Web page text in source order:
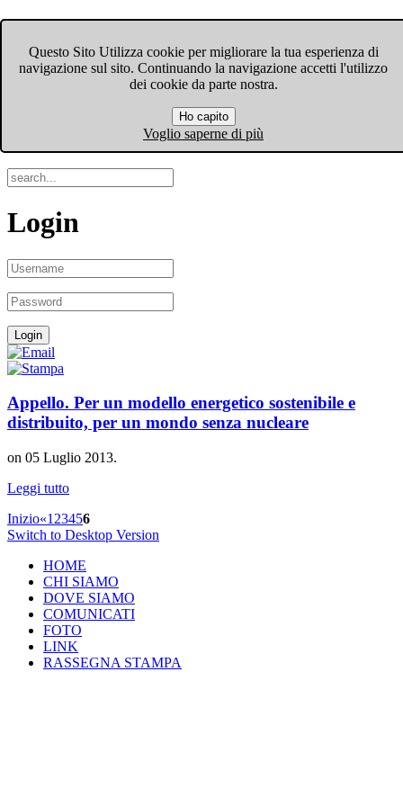
Questo Sito Utilizza cookie per migliorare la tua esperienza di
navigazione sul sito. Continuando la navigazione accetti l'utilizzo
dei cookie da parte nostra.
Ho capito
Voglio saperne di più
Menu
Login
Appello. Per un modello energetico sostenibile e
distribuito, per un mondo senza nucleare
on 05 Luglio 2013.
Leggi tutto
Inizio«1 23456
Switch to Desktop Version
HOME
CHI SIAMO
DOVE SIAMO
COMUNICATI
FOTO
LINK
RASSEGNA STAMPA